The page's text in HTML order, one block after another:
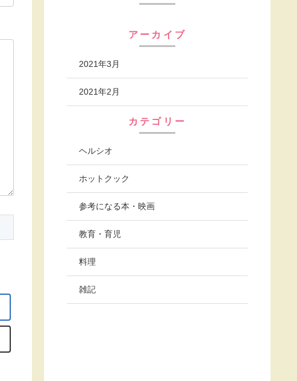
アーカイブ
2021年3月
2021年2月
カテゴリー
ヘルシオ
ホットクック
参考になる本・映画
教育・育児
料理
雑記